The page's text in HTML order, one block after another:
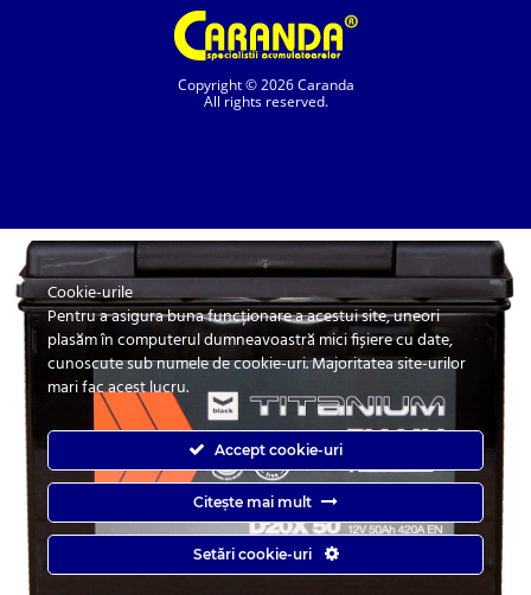
Copyright © 2026 Caranda
All rights reserved.
SC. CARANDA BATERII SRL. | SR EN ISO 9001:2015, SR EN ISO 14001:2015, SR
ISO 45001:2018 |
ANPC
| Prelucrarea datelor cu caracter personal | Politica de confidentialitate
Caranda.ro este un magazin online cu baterii pentru automobile, camioane,
autobuze, vagoane, motociclete, tractiune, stationare si aplicatii industriale.
Web Design byEnd Soft Design
Cookie-urile
Pentru a asigura buna funcționare a acestui site, uneori
plasăm în computerul dumneavoastră mici fișiere cu date,
cunoscute sub numele de cookie-uri. Majoritatea site-urilor
mari fac acest lucru.
Accept cookie-uri
Citește mai mult
Setări cookie-uri